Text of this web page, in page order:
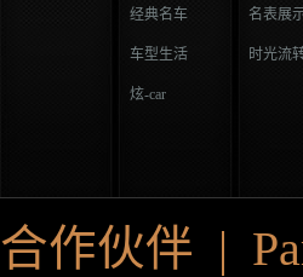
经典名车
车型生活
炫-car
名表展
时光流
合作伙伴 |